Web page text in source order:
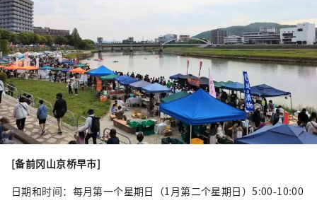
[备前冈山京桥早市]
日期和时间：每月第一个星期日（1月第二个星期日）5:00-10:00